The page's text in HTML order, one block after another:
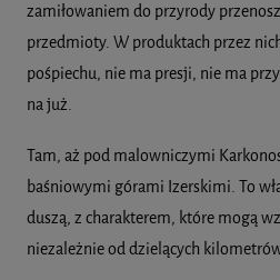
zamiłowaniem do przyrody
przedmioty. W produktach przez
pośpiechu, nie ma presji, nie ma
na już.
Tam, aż pod malowniczymi
baśniowymi górami Izerskimi. To
duszą, z charakterem, które mogą
niezależnie od dzielących